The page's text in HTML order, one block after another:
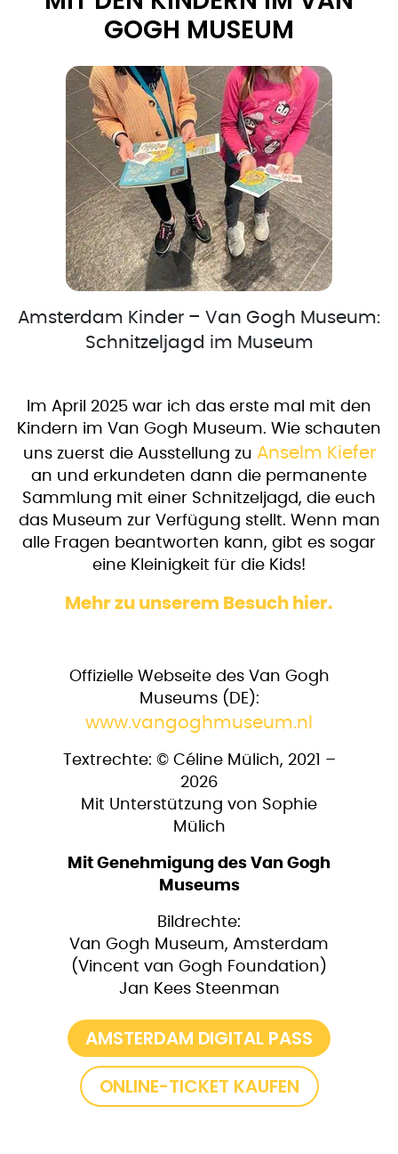
GOGH MUSEUM
Amsterdam Kinder – Van Gogh Museum:
Schnitzeljagd im Museum
Im April 2025 war ich das erste mal mit den
Kindern im Van Gogh Museum. Wie schauten
uns zuerst die Ausstellung zu Anselm Kiefer
an und erkundeten dann die permanente
Sammlung mit einer Schnitzeljagd, die euch
das Museum zur Verfügung stellt. Wenn man
alle Fragen beantworten kann, gibt es sogar
eine Kleinigkeit für die Kids!
Mehr zu unserem Besuch hier.
​Offizielle Webseite des Van Gogh
Museums (DE):
www.vangoghmuseum.nl
Textrechte: © Céline Mülich, 2021 –
2026
Mit Unterstützung von Sophie
Mülich
Mit Genehmigung des Van Gogh
Museums
Bildrechte:
Van Gogh Museum, Amsterdam
(Vincent van Gogh Foundation)
Jan Kees Steenman
AMSTERDAM DIGITAL PASS
ONLINE-TICKET KAUFEN